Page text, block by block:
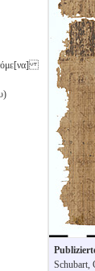
Schubart,